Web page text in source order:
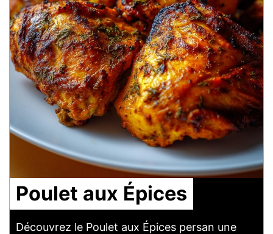
Poulet aux Épices
Découvrez le Poulet aux Épices persan une